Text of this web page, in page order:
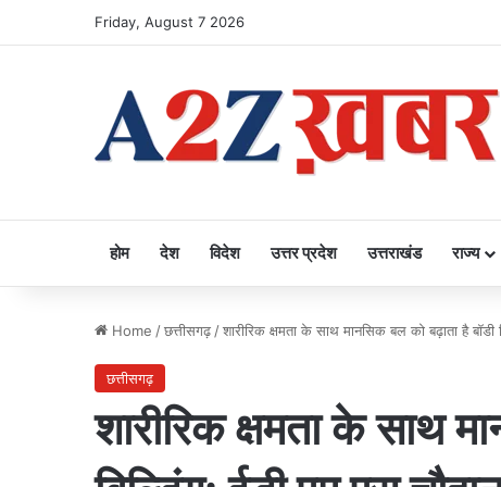
Friday, August 7 2026
होम देश विदेश उत्तर प्रदेश उत्तराखंड राज्य
Home /छत्तीसगढ़ /शारीरिक क्षमता के साथ मानसिक बल को बढ़ाता है बॉडी
छत्तीसगढ़
शारीरिक क्षमता के साथ